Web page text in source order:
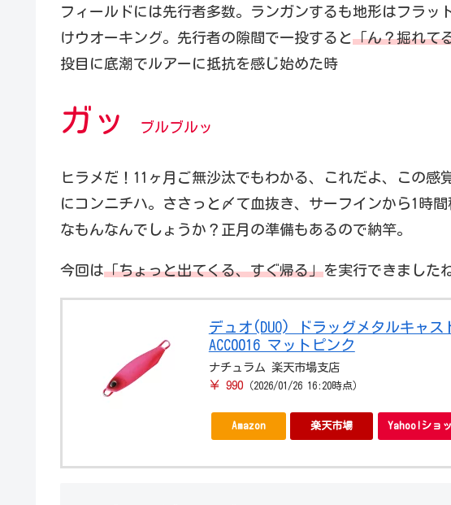
フィールドには先行者多数。ランガンするも地形はフラッ
けウオーキング。先行者の隙間で一投すると「ん？掘れて
投目に底潮でルアーに抵抗を感じ始めた時
ガッ ブルブルッ
ヒラメだ！11ヶ月ご無沙汰でもわかる、これだよ、この感
にコンニチハ。ささっと〆て血抜き、サーフインから1時
なもんなんでしょうか？正月の準備もあるので納竿。
今回は「ちょっと出てくる、すぐ帰る」を実行できました
デュオ(DUO) ドラッグメタルキャ
ACC0016 マットピンク
ナチュラム 楽天市場支店
￥ 990（2026/01/26 16:20時点）
Amazon 楽天市場 Yahoo!ショ